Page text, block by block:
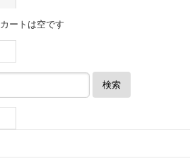
カートは空です
検索